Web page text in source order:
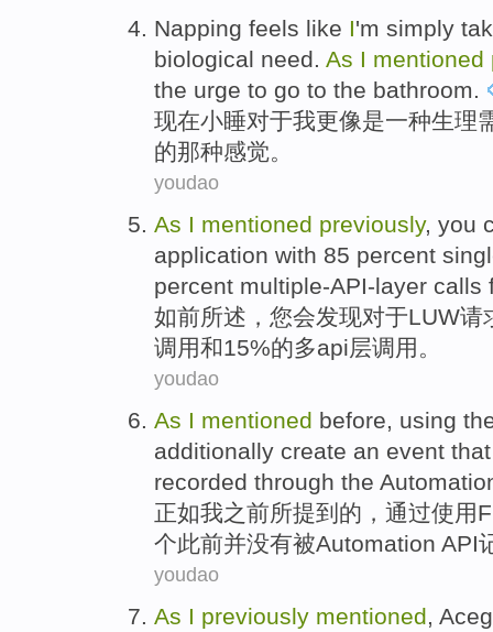
Napping feels like I'm simply
biological need. As I mentioned
the urge to go to the bathroom.
现在小睡对于我更像是一种生理
的那种感觉。
youdao
As I mentioned previously, you
application with 85 percent
percent multiple-API-layer calls
如前所述 ， 您会发现对于LUW请
调用和15%的多api层调用。
youdao
As I mentioned before, using
additionally create an event
recorded through the
正如我之前所提到 的， 通过使用
个此前并没有被Automation API
youdao
As I previously mentioned,